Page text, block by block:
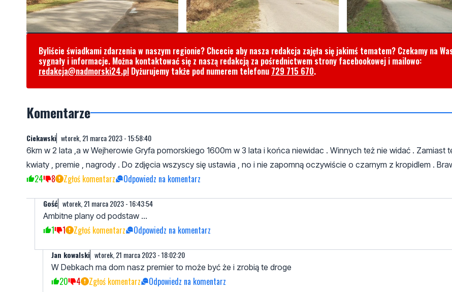
Byliście świadkami zdarzenia w naszym regionie? Chcecie aby nasza redakcja zajęła się jakimś tematem? Czekamy na
sygnały i informacje. Można kontaktować się z naszą redakcją za pośrednictwem strony facebookowej i mailowo:
redakcja@nadmorski24.pl Dyżurujemy także pod numerem telefonu 729 715 670.
Komentarze
Ciekawski wtorek, 21 marca 2023 - 15:58:40
6km w 2 lata ,a w Wejherowie Gryfa pomorskiego 1600m w 3 lata i końca niewidac . Winnych też nie widać . Zamiast
kwiaty , premie , nagrody . Do zdjęcia wszyscy się ustawia , no i nie zapomną oczywiście o czarnym z kropidlem .
24 8 Zgłoś komentarz Odpowiedz na komentarz
Gość wtorek, 21 marca 2023 - 16:43:54
Ambitne plany od podstaw ...
1 1 Zgłoś komentarz Odpowiedz na komentarz
Jan kowalski wtorek, 21 marca 2023 - 18:02:20
W Debkach ma dom nasz premier to może być że i zrobią te droge
20 4 Zgłoś komentarz Odpowiedz na komentarz